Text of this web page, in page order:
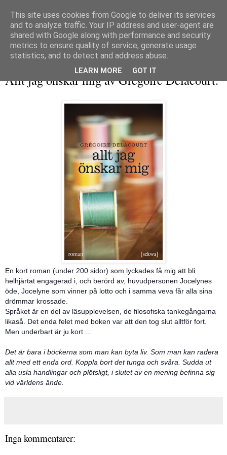
Allt jag önskar mig av Grégoire Delacourt.
En kort roman (under 200 sidor) som lyckades få mig att bli
helhjärtat engagerad i, och berörd av, huvudpersonen Jocelynes
öde, Jocelyne som vinner på lotto och i samma veva får alla sina
drömmar krossade.
Språket är en del av läsupplevelsen, de filosofiska tankegångarna
likaså. Det enda felet med boken var att den tog slut alltför fort.
Men underbart är ju kort ...
Det är bara i böckerna som man kan byta liv. Som man kan radera
allt med ett enda ord. Koppla bort det tunga och svåra. Sudda ut
alla usla handlingar och plötsligt, i slutet av en mening befinna sig
vid världens ände.
Inga kommentarer:
This site uses cookies from Google to deliver its services
and to analyze traffic. Your IP address and user-agent are
shared with Google along with performance and security
metrics to ensure quality of service, generate usage
statistics, and to detect and address abuse.
LEARN MORE GOT IT